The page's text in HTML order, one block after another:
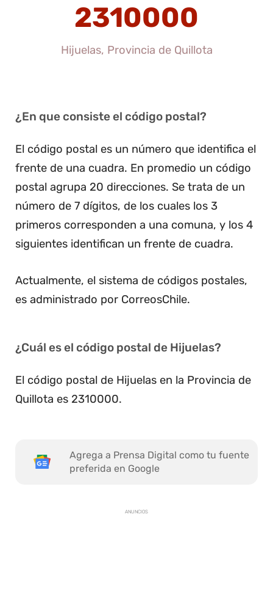
2310000
Hijuelas, Provincia de Quillota
¿En que consiste el código postal?
El código postal es un número que identifica el
frente de una cuadra. En promedio un código
postal agrupa 20 direcciones. Se trata de un
número de 7 dígitos, de los cuales los 3
primeros corresponden a una comuna, y los 4
siguientes identifican un frente de cuadra.
Actualmente, el sistema de códigos postales,
es administrado por CorreosChile.
¿Cuál es el código postal de Hijuelas?
El código postal de Hijuelas en la Provincia de
Quillota es 2310000.
Agrega a Prensa Digital como tu fuente
preferida en Google
ANUNCIOS